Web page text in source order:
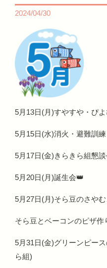
2024/04/30
5月13日(月)すやすや・ぴ
5月15日(水)消火・避難訓練
5月17日(金)きらきら組懇談
5月20日(月)誕生会👑
5月27日(月)そら豆のさや
そら豆とベーコンのピザ作
5月31日(金)グリーンピー
ら組)